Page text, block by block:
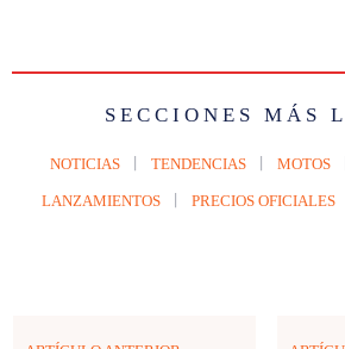
SECCIONES MÁS
NOTICIAS TENDENCIAS MOTOS
LANZAMIENTOS PRECIOS OFICIALES